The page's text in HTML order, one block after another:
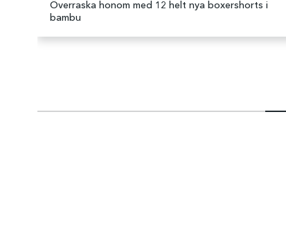
Överraska honom med 12 helt nya boxershorts i
bambu